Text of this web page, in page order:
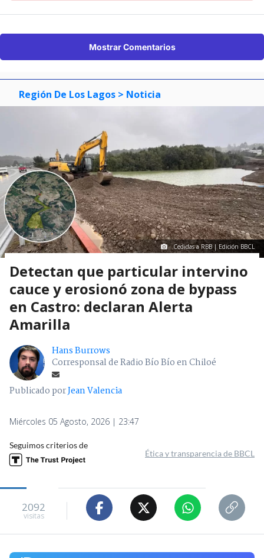
Mostrar Comentarios
Región De Los Lagos > Noticia
Cedidas a RBB | Edición BBCL
Detectan que particular intervino
cauce y erosionó zona de bypass
en Castro: declaran Alerta
Amarilla
Hans Burrows
Corresponsal de Radio Bío Bío en Chiloé
Publicado porJean Valencia
Miércoles 05 Agosto, 2026 | 23:47
Seguimos criterios de
Ética y transparencia de BBCL
2092
visitas